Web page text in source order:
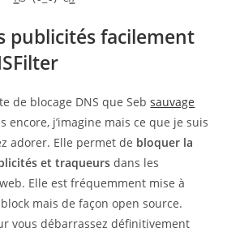
publicités facilement
de blocage DNS que Sebsauvage
encore, j’imagine mais ce que je suis
adorer. Elle permet de bloquer la
et traqueurs dans les
Elle est fréquemment mise à
mais de façon open source.
vous débarrassez définitivement